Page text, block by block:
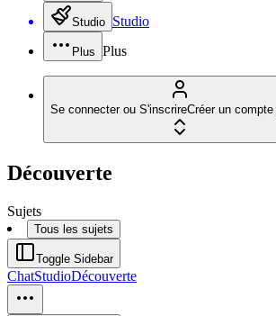
Studio Studio
Plus Plus
Se connecter ou S'inscrireCréer un
Découverte
Sujets
Tous les sujets
Toggle Sidebar
ChatStudioDécouverte